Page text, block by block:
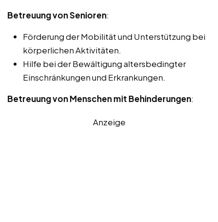
Betreuung von Senioren:
Förderung der Mobilität und Unterstützung bei
körperlichen Aktivitäten.
Hilfe bei der Bewältigung altersbedingter
Einschränkungen und Erkrankungen.
Betreuung von Menschen mit Behinderungen:
Anzeige